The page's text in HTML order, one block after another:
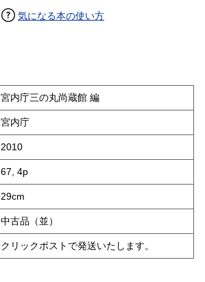
気になる本の使い方
宮内庁三の丸尚蔵館 編
宮内庁
2010
67, 4p
29cm
中古品（並）
クリックポストで発送いたします。